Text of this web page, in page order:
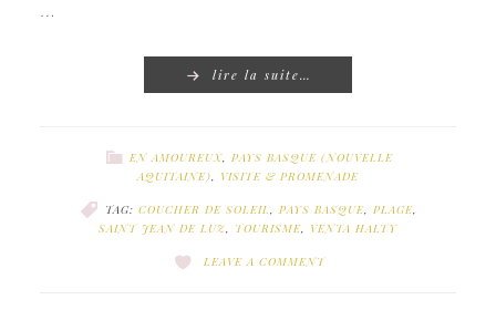
…
lire la suite…
EN AMOUREUX, PAYS BASQUE (NOUVELLE
AQUITAINE), VISITE & PROMENADE
TAG: COUCHER DE SOLEIL, PAYS BASQUE, PLAGE,
SAINT JEAN DE LUZ, TOURISME, VENTA HALTY
LEAVE A COMMENT